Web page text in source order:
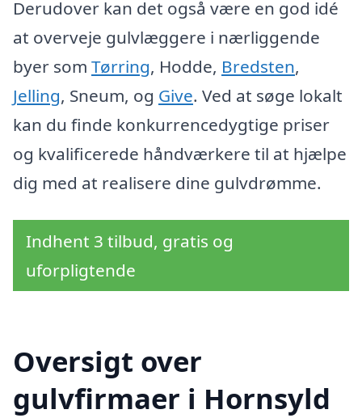
Derudover kan det også være en god idé
at overveje gulvlæggere i nærliggende
byer som Tørring, Hodde, Bredsten,
Jelling, Sneum, og Give. Ved at søge lokalt
kan du finde konkurrencedygtige priser
og kvalificerede håndværkere til at hjælpe
dig med at realisere dine gulvdrømme.
Indhent 3 tilbud, gratis og
uforpligtende
Oversigt over
gulvfirmaer i Hornsyld